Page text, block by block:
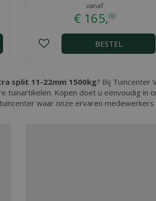
vanaf
€ 165,00
BESTEL
split 11-22mm 1500kg? Bij Tuincenter
tuinartikelen. Kopen doet u eenvoudig
waar onze ervaren